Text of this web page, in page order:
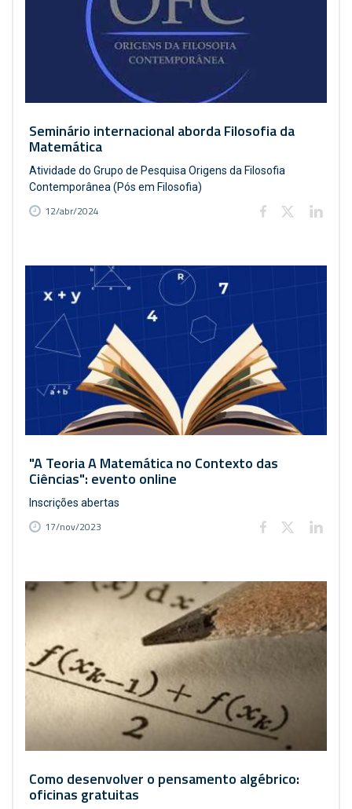
Seminário internacional aborda Filosofia da
Matemática
Atividade do Grupo de Pesquisa Origens da Filosofia
Contemporânea (Pós em Filosofia)
12/abr/2024
"A Teoria A Matemática no Contexto das
Ciências": evento online
Inscrições abertas
17/nov/2023
Como desenvolver o pensamento algébrico:
oficinas gratuitas